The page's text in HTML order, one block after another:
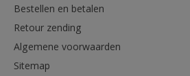
Bestellen en betalen
Retour zending
Algemene voorwaarden
Sitemap